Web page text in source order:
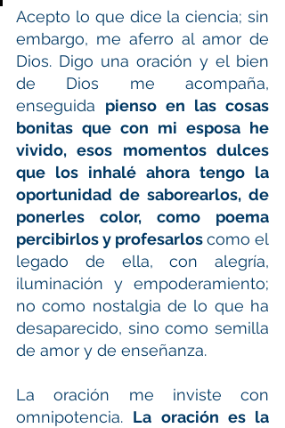
Acepto lo que dice la ciencia; sin
embargo, me aferro al amor de
Dios. Digo una oración y el bien
de Dios me acompaña,
enseguida pienso en las cosas
bonitas que con mi esposa he
vivido, esos momentos dulces
que los inhalé ahora tengo la
oportunidad de saborearlos, de
ponerles color, como poema
percibirlos y profesarlos como el
legado de ella, con alegría,
iluminación y empoderamiento;
no como nostalgia de lo que ha
desaparecido, sino como semilla
de amor y de enseñanza.
La oración me inviste con
omnipotencia. La oración es la